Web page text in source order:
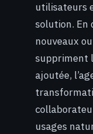
utilisateurs
solution. En
nouveaux
suppriment
ajoutée,
usages